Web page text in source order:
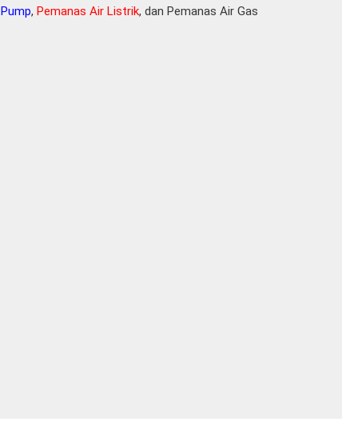
, Pemanas Air Listrik, dan Pemanas Air Gas